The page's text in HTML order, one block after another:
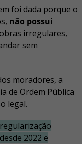
foi dada porque o
não possui
irregulares,
sem
moradores, a
de Ordem Pública
legal.
2022 e